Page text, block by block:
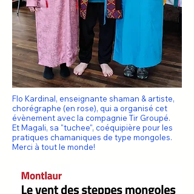
Flo Kardinal, enseignante shaman & artiste,
chorégraphe (en rose), qui a organisé cet
évènement avec la compagnie Tir Groupé.
Et Magali, sa "tuchee", coéquipière pour les
pratiques chamaniques de type mongoles.
Merci à tout le monde!